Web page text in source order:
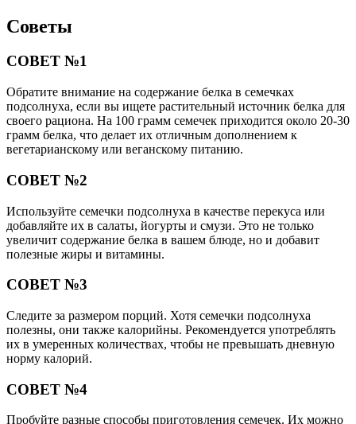
Советы
СОВЕТ №1
Обратите внимание на содержание белка в семечках
подсолнуха, если вы ищете растительный источник белка для
своего рациона. На 100 грамм семечек приходится около 20-30
грамм белка, что делает их отличным дополнением к
вегетарианскому или веганскому питанию.
СОВЕТ №2
Используйте семечки подсолнуха в качестве перекуса или
добавляйте их в салаты, йогурты и смузи. Это не только
увеличит содержание белка в вашем блюде, но и добавит
полезные жиры и витамины.
СОВЕТ №3
Следите за размером порций. Хотя семечки подсолнуха
полезны, они также калорийны. Рекомендуется употреблять
их в умеренных количествах, чтобы не превышать дневную
норму калорий.
СОВЕТ №4
Пробуйте разные способы приготовления семечек. Их можно